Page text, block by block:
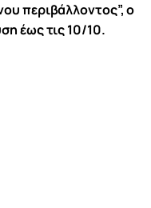
περιβάλλοντος”, ο
έως τις 10/10.